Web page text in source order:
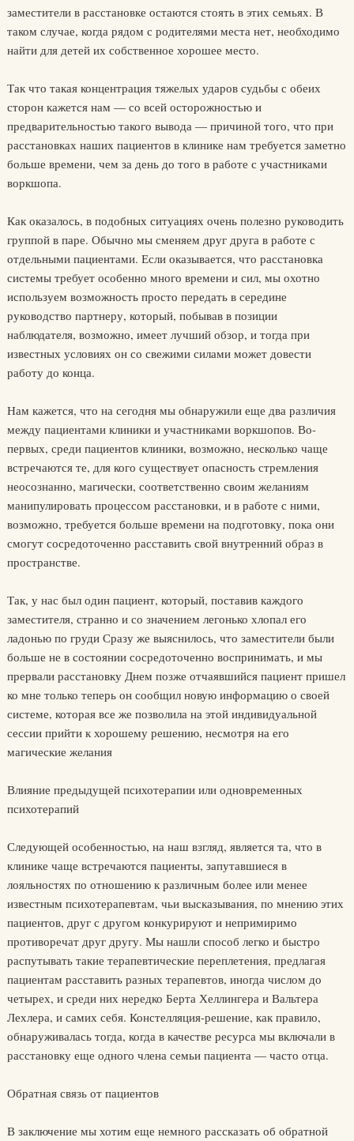
заместители в расстановке остаются стоять в этих семьях. В
таком случае, когда рядом с родителями места нет, необходимо
найти для детей их собственное хорошее место.
Так что такая концентрация тяжелых ударов судьбы с обеих
сторон кажется нам — со всей осторожностью и
предварительностью такого вывода — причиной того, что при
расстановках наших пациентов в клинике нам требуется заметно
больше времени, чем за день до того в работе с участниками
воркшопа.
Как оказалось, в подобных ситуациях очень полезно руководить
группой в паре. Обычно мы сменяем друг друга в работе с
отдельными пациентами. Если оказывается, что расстановка
системы требует особенно много времени и сил, мы охотно
используем возможность просто передать в середине
руководство партнеру, который, побывав в позиции
наблюдателя, возможно, имеет лучший обзор, и тогда при
известных условиях он со свежими силами может довести
работу до конца.
Нам кажется, что на сегодня мы обнаружили еще два различия
между пациентами клиники и участниками воркшопов. Во-
первых, среди пациентов клиники, возможно, несколько чаще
встречаются те, для кого существует опасность стремления
неосознанно, магически, соответственно своим желаниям
манипулировать процессом расстановки, и в работе с ними,
возможно, требуется больше времени на подготовку, пока они
смогут сосредоточенно расставить свой внутренний образ в
пространстве.
Так, у нас был один пациент, который, поставив каждого
заместителя, странно и со значением легонько хлопал его
ладонью по груди Сразу же выяснилось, что заместители были
больше не в состоянии сосредоточенно воспринимать, и мы
прервали расстановку Днем позже отчаявшийся пациент пришел
ко мне только теперь он сообщил новую информацию о своей
системе, которая все же позволила на этой индивидуальной
сессии прийти к хорошему решению, несмотря на его
магические желания
Влияние предыдущей психотерапии или одновременных
психотерапий
Следующей особенностью, на наш взгляд, является та, что в
клинике чаще встречаются пациенты, запутавшиеся в
лояльностях по отношению к различным более или менее
известным психотерапевтам, чьи высказывания, по мнению этих
пациентов, друг с другом конкурируют и непримиримо
противоречат друг другу. Мы нашли способ легко и быстро
распутывать такие терапевтические переплетения, предлагая
пациентам расставить разных терапевтов, иногда числом до
четырех, и среди них нередко Берта Хеллингера и Вальтера
Лехлера, и самих себя. Констелляция-решение, как правило,
обнаруживалась тогда, когда в качестве ресурса мы включали в
расстановку еще одного члена семьи пациента — часто отца.
Обратная связь от пациентов
В заключение мы хотим еще немного рассказать об обратной